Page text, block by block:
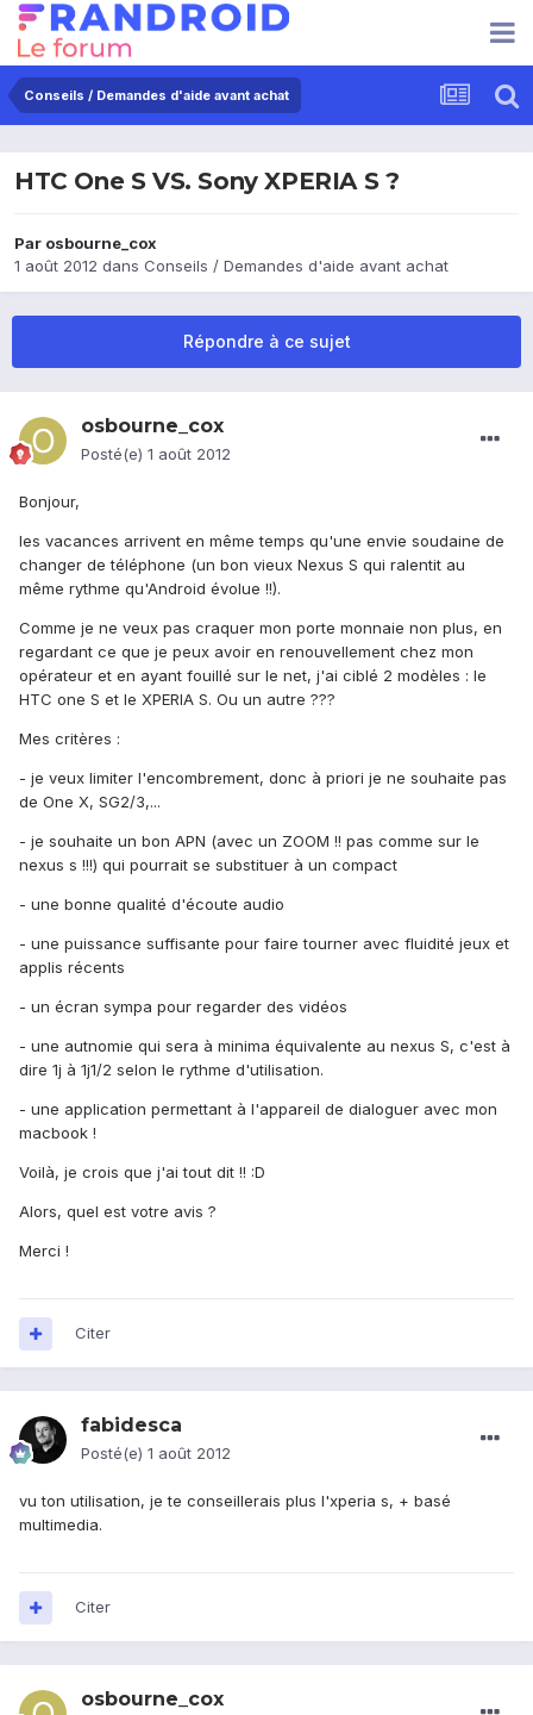
Conseils / Demandes d'aide avant achat
HTC One S VS. Sony XPERIA S ?
Par osbourne_cox
1 août 2012 dans Conseils / Demandes d'aide avant achat
Répondre à ce sujet
osbourne_cox
Posté(e) 1 août 2012
Bonjour,
les vacances arrivent en même temps qu'une envie soudaine de
changer de téléphone (un bon vieux Nexus S qui ralentit au
même rythme qu'Android évolue !!).
Comme je ne veux pas craquer mon porte monnaie non plus, en
regardant ce que je peux avoir en renouvellement chez mon
opérateur et en ayant fouillé sur le net, j'ai ciblé 2 modèles : le
HTC one S et le XPERIA S. Ou un autre ???
Mes critères :
- je veux limiter l'encombrement, donc à priori je ne souhaite pas
de One X, SG2/3,...
- je souhaite un bon APN (avec un ZOOM !! pas comme sur le
nexus s !!!) qui pourrait se substituer à un compact
- une bonne qualité d'écoute audio
- une puissance suffisante pour faire tourner avec fluidité jeux et
applis récents
- un écran sympa pour regarder des vidéos
- une autnomie qui sera à minima équivalente au nexus S, c'est à
dire 1j à 1j1/2 selon le rythme d'utilisation.
- une application permettant à l'appareil de dialoguer avec mon
macbook !
Voilà, je crois que j'ai tout dit !! :D
Alors, quel est votre avis ?
Merci !
Citer
fabidesca
Posté(e) 1 août 2012
vu ton utilisation, je te conseillerais plus l'xperia s, + basé
multimedia.
Citer
osbourne_cox